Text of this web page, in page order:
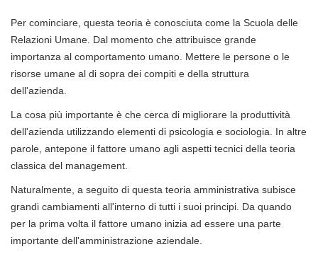
Per cominciare, questa teoria è conosciuta come la Scuola delle
Relazioni Umane. Dal momento che attribuisce grande
importanza al comportamento umano. Mettere le persone o le
risorse umane al di sopra dei compiti e della struttura
dell'azienda.
La cosa più importante è che cerca di migliorare la produttività
dell'azienda utilizzando elementi di psicologia e sociologia. In altre
parole, antepone il fattore umano agli aspetti tecnici della teoria
classica del management.
Naturalmente, a seguito di questa teoria amministrativa subisce
grandi cambiamenti all'interno di tutti i suoi principi. Da quando
per la prima volta il fattore umano inizia ad essere una parte
importante dell'amministrazione aziendale.